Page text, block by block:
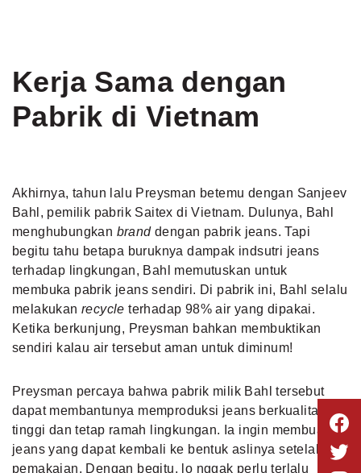
Kerja Sama dengan
Pabrik di Vietnam
Akhirnya, tahun lalu Preysman betemu dengan Sanjeev
Bahl, pemilik pabrik Saitex di Vietnam. Dulunya, Bahl
menghubungkan branddengan pabrik jeans. Tapi
begitu tahu betapa buruknya dampak indsutri jeans
terhadap lingkungan, Bahl memutuskan untuk
membuka pabrik jeans sendiri. Di pabrik ini, Bahl selalu
melakukanrecycleterhadap 98% air yang dipakai.
Ketika berkunjung, Preysman bahkan membuktikan
sendiri kalau air tersebut aman untuk diminum!
Preysman percaya bahwa pabrik milik Bahl tersebut
dapat membantunya memproduksi jeans berkualitas
tinggi dan tetap ramah lingkungan. Ia ingin membuat
jeans yang dapat kembali ke bentuk aslinya setelah
pemakaian. Dengan begitu, lo nggak perlu terlalu